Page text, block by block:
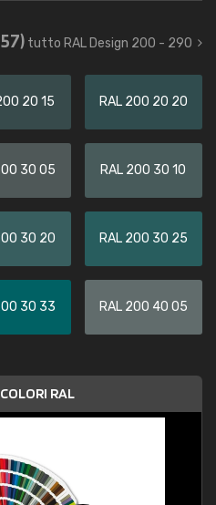
tutto RAL Design 200 - 290
20 15 RAL 200 20 20
30 05 RAL 200 30 10
30 20 RAL 200 30 25
30 33 RAL 200 40 05
RAL